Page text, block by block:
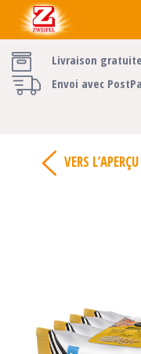
Livraison
Envoi avec
VERS L’APERÇU